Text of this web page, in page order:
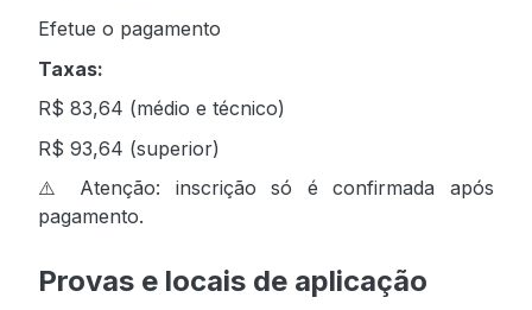
Efetue o pagamento
Taxas:
R$ 83,64 (médio e técnico)
R$ 93,64 (superior)
⚠️ Atenção: inscrição só é confirmada após
pagamento.
Provas e locais de aplicação